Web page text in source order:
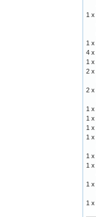
1 x
1 x
4 x
1 x
2 x
2 x
1 x
1 x
1 x
1 x
1 x
1 x
1 x
1 x